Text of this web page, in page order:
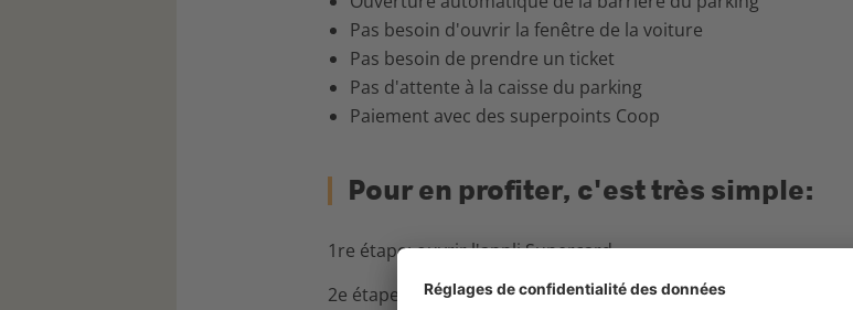
Pas besoin d'ouvrir la fenêtre de la voiture
Pas besoin de prendre un ticket
Pas d'attente à la caisse du parking
Paiement avec des superpoints Coop
Pour en profiter, c'est très simple:
1re étape: ouvrir l'appli Supercard
2e étape: cliquer en bas à droite sur les trois petits points